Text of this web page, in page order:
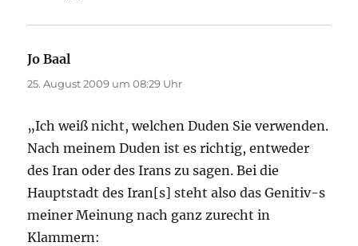
Jo Baal
25. August 2009 um 08:29 Uhr
„Ich weiß nicht, welchen Duden Sie verwenden.
Nach meinem Duden ist es richtig, entweder
des Iran oder des Irans zu sagen. Bei die
Hauptstadt des Iran[s] steht also das Genitiv-s
meiner Meinung nach ganz zurecht in
Klammern: